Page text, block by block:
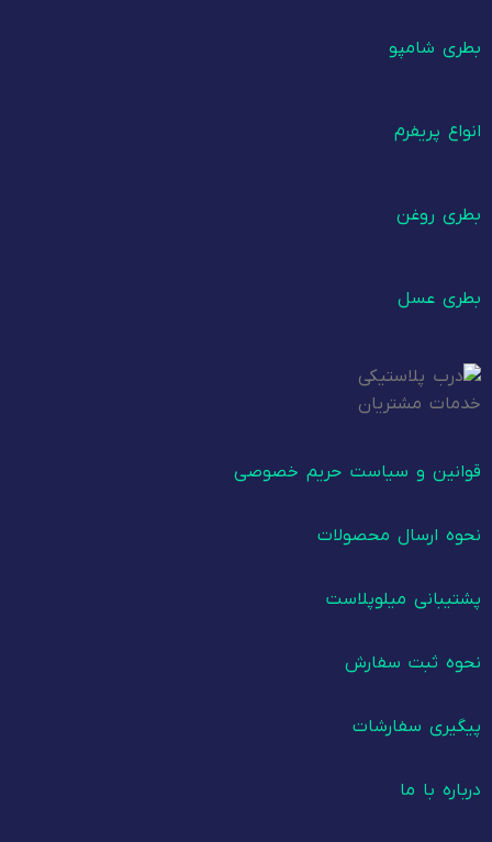
بطری شامپو
انواع پریفرم
بطری روغن
بطری عسل
خدمات مشتریان
قوانین و سیاست حریم خصوصی
نحوه ارسال محصولات
پشتیبانی میلوپلاست
نحوه ثبت سفارش
پیگیری سفارشات
درباره با ما